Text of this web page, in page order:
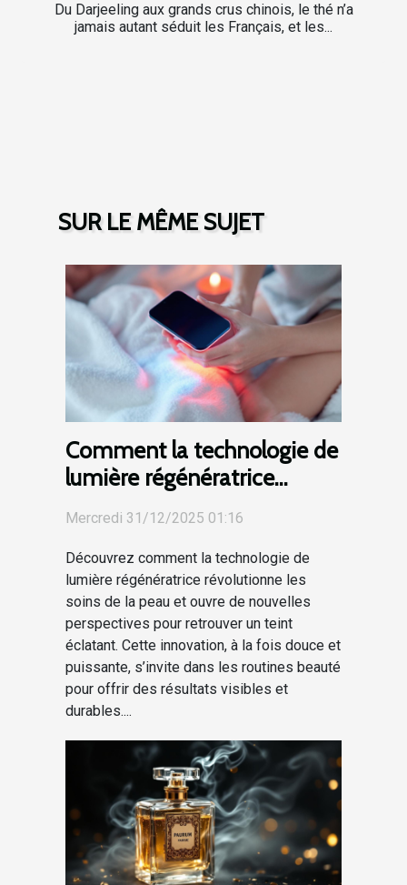
Du Darjeeling aux grands crus chinois, le thé n’a
jamais autant séduit les Français, et les...
SUR LE MÊME SUJET
Comment la technologie de
lumière régénératrice
transforme-t-elle les soins
de la peau ?
Mercredi 31/12/2025 01:16
Découvrez comment la technologie de
lumière régénératrice révolutionne les
soins de la peau et ouvre de nouvelles
perspectives pour retrouver un teint
éclatant. Cette innovation, à la fois douce et
puissante, s’invite dans les routines beauté
pour offrir des résultats visibles et
durables....